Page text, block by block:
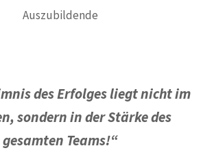
Auszubildende
des Erfolges liegt nicht im
sondern in der Stärke des
gesamten Teams!“